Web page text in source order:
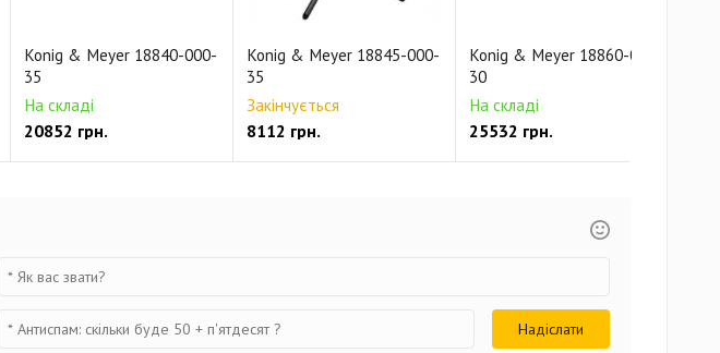
Konig & Meyer 18840-000-
35
На складі
20852 грн.
Konig & Meyer 18845-000-
35
Закінчується
8112 грн.
Konig & Meyer 18860-000-
30
На складі
25532 грн.